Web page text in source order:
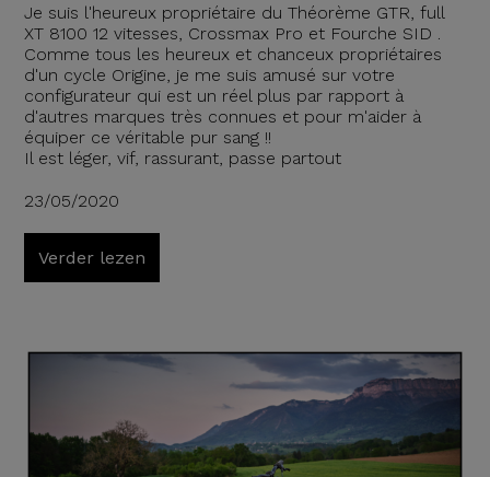
Je suis l'heureux propriétaire du Théorème GTR, full
XT 8100 12 vitesses, Crossmax Pro et Fourche SID .
Comme tous les heureux et chanceux propriétaires
d'un cycle Origine, je me suis amusé sur votre
configurateur qui est un réel plus par rapport à
d'autres marques très connues et pour m'aider à
équiper ce véritable pur sang !!
Il est léger, vif, rassurant, passe partout
23/05/2020
Verder lezen